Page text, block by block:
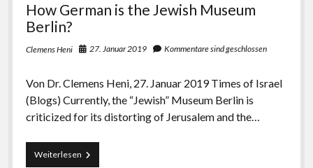
Politik?
und Corona
2021: Die unheilbar Gesunden. Ein intellektuelles
Tagebuch, das Plastikwort Inzidenz und die Impf-
Apartheid
2018: Der Komplex Antisemitismus. Dumpf und
gebildet, christlich, muslimisch, lechts, rinks,
Edition Critic
BICSA
Impressum
How German is the Jewish Museum
Berlin?
Clemens Heni 27. Januar 2019 Kommentare sind geschlossen
Von Dr. Clemens Heni, 27. Januar 2019 Times of Israel
(Blogs) Currently, the “Jewish” Museum Berlin is
criticized for its distorting of Jerusalem and the…
WeiterlesenHow